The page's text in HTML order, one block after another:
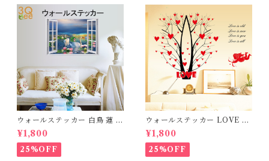
ウォールステッカー 白鳥 蓮 池
花 シール 賃貸OK インテリア
パーク 森 フォレスト 草原 花
フラワー 巣箱 ウィンドウ 景色
風景 緑 グリーン 木 ツリー 台
¥1,800
25%OFF
ウォールステッカー LOVE H
EART 貼って剥がせるシール
バレンタインデー 送料無料
¥1,800
25%OFF